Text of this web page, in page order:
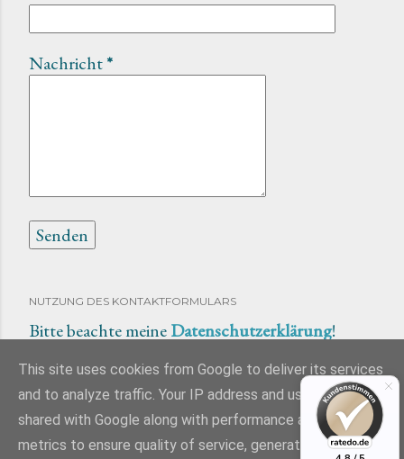
Nachricht*
NUTZUNG DES KONTAKTFORMULARS
Bitte beachte meineDatenschutzerklärung!
Powered by Blogger
This site uses cookies from Google to deliver its services
and to analyze traffic. Your IP address and user-agent are
shared with Google along with performance and security
metrics to ensure quality of service, generate usage